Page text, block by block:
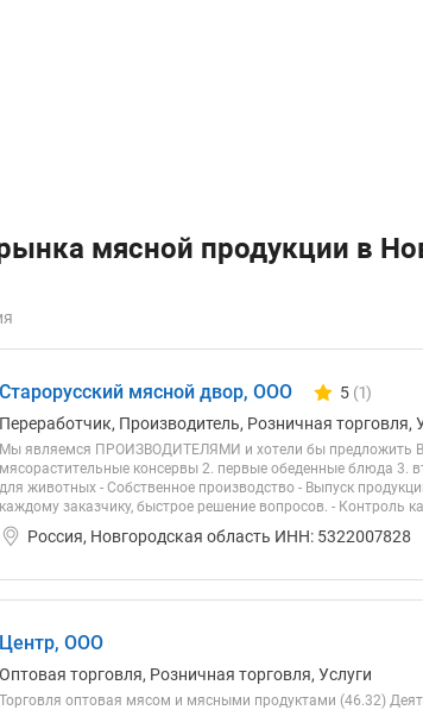
мясной продукции в
Старорусский мясной двор, ООО Количество
5 (1)
Переработчик, Производитель, Розничная торговля,
Мы являемся ПРОИЗВОДИТЕЛЯМИ и хотели бы предложить
мясорастительные консервы 2. первые обеденные блюда 3.
для животных - Собственное производство - Выпуск
каждому заказчику, быстрое решение вопросов. - Контроль
Россия, Новгородская область ИНН: 5322007828
Центр, ООО
Оптовая торговля, Розничная торговля, Услуги
Торговля оптовая мясом и мясными продуктами (46.32)